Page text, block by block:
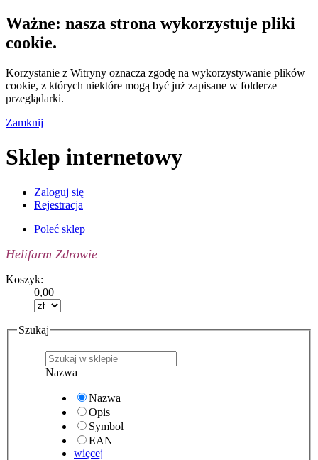
Ważne: nasza strona wykorzystuje pliki
cookie.
Korzystanie z Witryny oznacza zgodę na wykorzystywanie plików
cookie, z których niektóre mogą być już zapisane w folderze
przeglądarki.
Zamknij
Sklep internetowy
Zaloguj się
Rejestracja
Poleć sklep
Helifarm Zdrowie
Koszyk:
0,00
Szukaj
Nazwa
Nazwa
Opis
Symbol
EAN
więcej